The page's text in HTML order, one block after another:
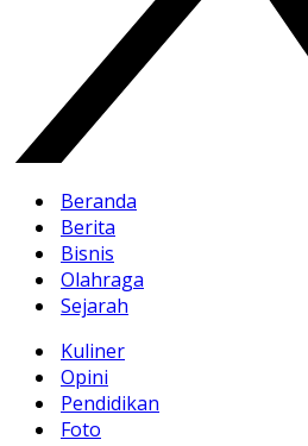
Beranda
Berita
Bisnis
Olahraga
Sejarah
Kuliner
Opini
Pendidikan
Foto